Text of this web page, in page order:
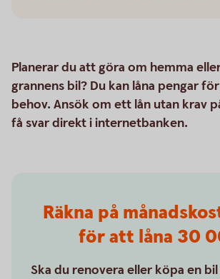
Planerar du att göra om hemma
grannens bil? Du kan låna pengar
behov. Ansök om ett lån utan krav
få svar direkt i internetbanken.
Räkna på
för att låna 30
Ska du renovera eller köpa en